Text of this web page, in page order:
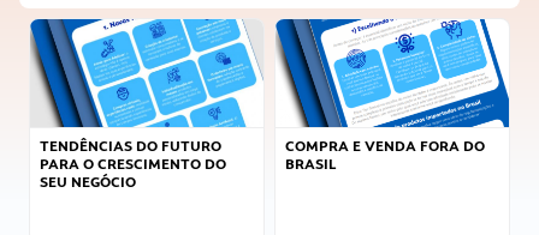
TENDÊNCIAS DO FUTURO
PARA O CRESCIMENTO DO
SEU NEGÓCIO
COMPRA E VENDA FORA DO
BRASIL